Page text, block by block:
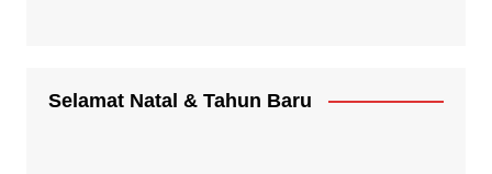
Selamat Natal & Tahun Baru